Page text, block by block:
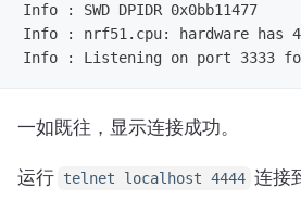
Info : SWD DPIDR 0x0bb11477
Info : nrf51.cpu: hardware has
一如既往，显示连接成功。
运行 telnet localhost 4444 连接